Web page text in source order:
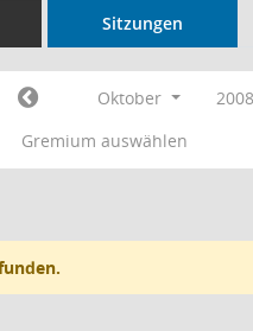
Sitzungen
Oktober
2008
Gremium auswählen